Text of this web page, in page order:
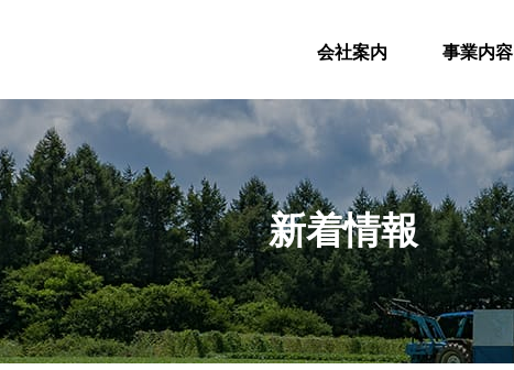
会社案内 事業内容
新着情報